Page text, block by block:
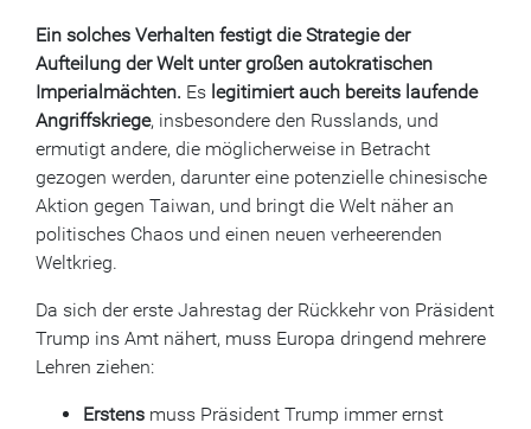
Ein solches Verhalten festigt die Strategie der
Aufteilung der Welt unter großen autokratischen
Imperialmächten. Es legitimiert auch bereits laufende
Angriffskriege, insbesondere den Russlands, und
ermutigt andere, die möglicherweise in Betracht
gezogen werden, darunter eine potenzielle chinesische
Aktion gegen Taiwan, und bringt die Welt näher an
politisches Chaos und einen neuen verheerenden
Weltkrieg.
Da sich der erste Jahrestag der Rückkehr von Präsident
Trump ins Amt nähert, muss Europa dringend mehrere
Lehren ziehen:
Erstens muss Präsident Trump immer ernst